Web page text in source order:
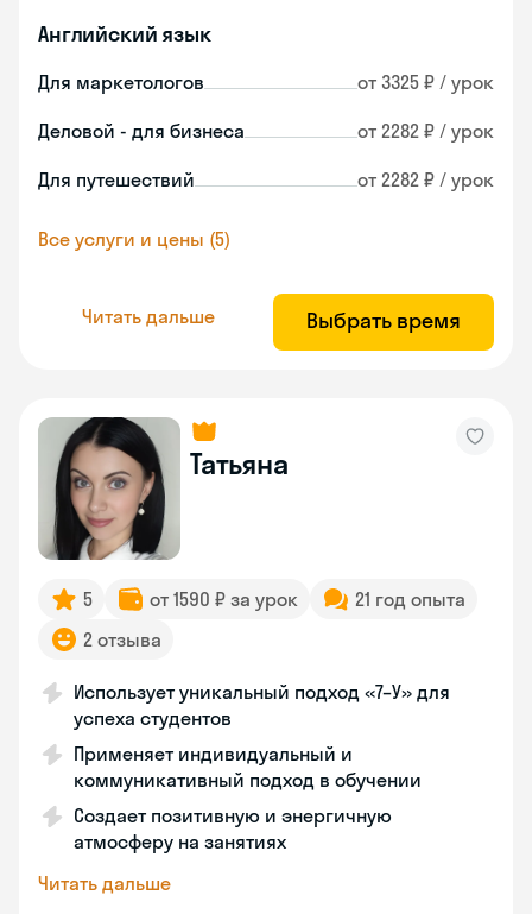
Английский язык
Для маркетологов от 3325 ₽ / урок
Деловой - для бизнеса от 2282 ₽ / урок
Для путешествий от 2282 ₽ / урок
Все услуги и цены (5)
Читать дальше Выбрать время
Татьяна
5 от 1590 ₽ за урок
21 год опыта
2 отзыва
Использует уникальный подход «7–У» для
успеха студентов
Применяет индивидуальный и
коммуникативный подход в обучении
Создает позитивную и энергичную
атмосферу на занятиях
Читать дальше